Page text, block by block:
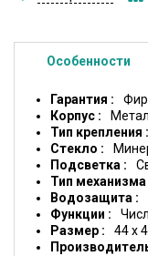
Особенности
Гарантия
Корпус
Тип крепления
Стекло
Подсветка
Тип механизма
Водозащита
Функции
Размер
44 x